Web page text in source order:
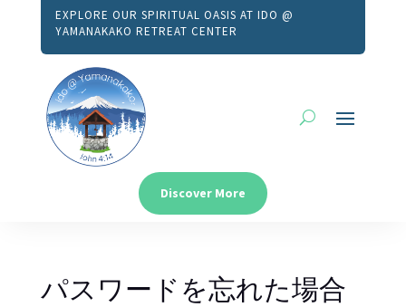
EXPLORE OUR SPIRITUAL OASIS AT IDO @
YAMANAKAKO RETREAT CENTER
Discover More
パスワードを忘れた場合